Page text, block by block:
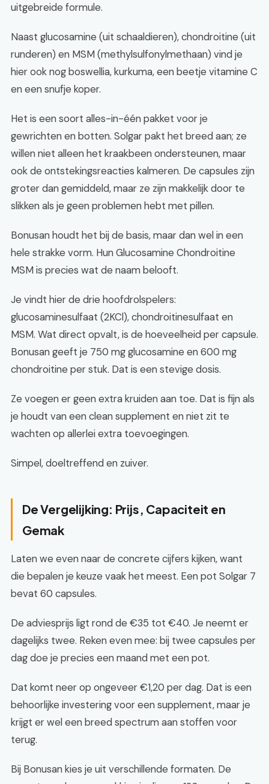
uitgebreide formule.
Naast glucosamine (uit schaaldieren), chondroitine (uit
runderen) en MSM (methylsulfonylmethaan) vind je
hier ook nog boswellia, kurkuma, een beetje vitamine C
en een snufje koper.
Het is een soort alles-in-één pakket voor je
gewrichten en botten. Solgar pakt het breed aan; ze
willen niet alleen het kraakbeen ondersteunen, maar
ook de ontstekingsreacties kalmeren. De capsules zijn
groter dan gemiddeld, maar ze zijn makkelijk door te
slikken als je geen problemen hebt met pillen.
Bonusan houdt het bij de basis, maar dan wel in een
hele strakke vorm. Hun Glucosamine Chondroitine
MSM is precies wat de naam belooft.
Je vindt hier de drie hoofdrolspelers:
glucosaminesulfaat (2KCl), chondroitinesulfaat en
MSM. Wat direct opvalt, is de hoeveelheid per capsule.
Bonusan geeft je 750 mg glucosamine en 600 mg
chondroitine per stuk. Dat is een stevige dosis.
Ze voegen er geen extra kruiden aan toe. Dat is fijn als
je houdt van een clean supplement en niet zit te
wachten op allerlei extra toevoegingen.
Simpel, doeltreffend en zuiver.
De Vergelijking: Prijs, Capaciteit en
Gemak
Laten we even naar de concrete cijfers kijken, want
die bepalen je keuze vaak het meest. Een pot Solgar 7
bevat 60 capsules.
De adviesprijs ligt rond de €35 tot €40. Je neemt er
dagelijks twee. Reken even mee: bij twee capsules per
dag doe je precies een maand met een pot.
Dat komt neer op ongeveer €1,20 per dag. Dat is een
behoorlijke investering voor een supplement, maar je
krijgt er wel een breed spectrum aan stoffen voor
terug.
Bij Bonusan kies je uit verschillende formaten. De